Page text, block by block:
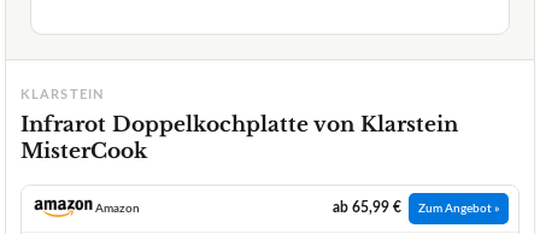
KLARSTEIN
Infrarot Doppelkochplatte von Klarstein
MisterCook
Amazon ab 65,99 € Zum Angebot »